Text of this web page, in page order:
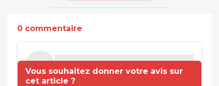
0 commentaire
Vous souhaitez donner votre avis sur
cet article ?